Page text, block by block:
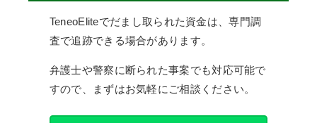
TeneoEliteでだまし取られた資金は、専門調
査で追跡できる場合があります。
弁護士や警察に断られた事案でも対応可能で
すので、まずはお気軽にご相談ください。